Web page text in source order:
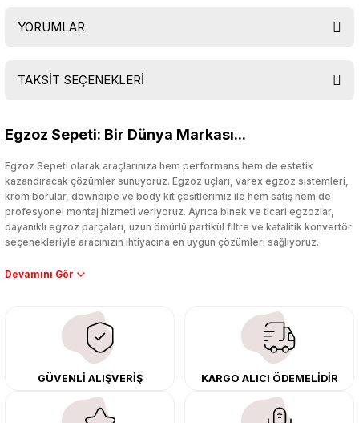
YORUMLAR
TAKSİT SEÇENEKLERİ
Egzoz Sepeti: Bir Dünya Markası...
Egzoz Sepeti olarak araçlarınıza hem performans hem de estetik
kazandıracak çözümler sunuyoruz. Egzoz uçları, varex egzoz sistemleri,
krom borular, downpipe ve body kit çeşitlerimiz ile hem satış hem de
profesyonel montaj hizmeti veriyoruz. Ayrıca binek ve ticari egzozlar,
dayanıklı egzoz parçaları, uzun ömürlü partikül filtre ve katalitik konvertör
seçenekleriyle aracınızın ihtiyacına en uygun çözümleri sağlıyoruz.
Performans artışı isteyen sürücüler için özel performans egzozları ve
çıkma orijinal ürünler ile yenileyebilir, body kit uygulamalarıyla aracınızın
tasarımını ve aerodinamisini üst seviyeye taşıyabilirsiniz.
Tüm ürünlerimiz orijinal, dayanıklı ve uzun ömürlüdür. İstanbul’daki montaj
merkezimizde profesyonel montaj yapıyor, Türkiye’nin her yerine güvenli
kargo ile teslimat gerçekleştiriyoruz. Aracınıza değer katmak için doğru
adres: Egzoz Sepeti.
GÜVENLİ ALIŞVERİŞ KARGO ALICI ÖDEMELİDİR